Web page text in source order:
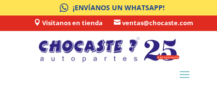
¡ENVÍANOS UN WHATSAPP!
 Visitanos en tienda  ventas@chocaste.com